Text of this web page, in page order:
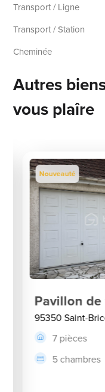
Transport / Ligne
Transport / Station
Cheminée
Autres
vous plaîre
Nouveauté
Pavillon de
95350 Saint-
7 pièces
5 chambres